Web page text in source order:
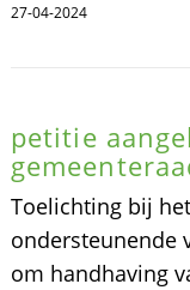
27-04-2024
petitie
Toelichting bij
ondersteunende
om handhaving